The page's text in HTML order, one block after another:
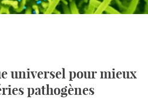
universel pour mieux
pathogènes